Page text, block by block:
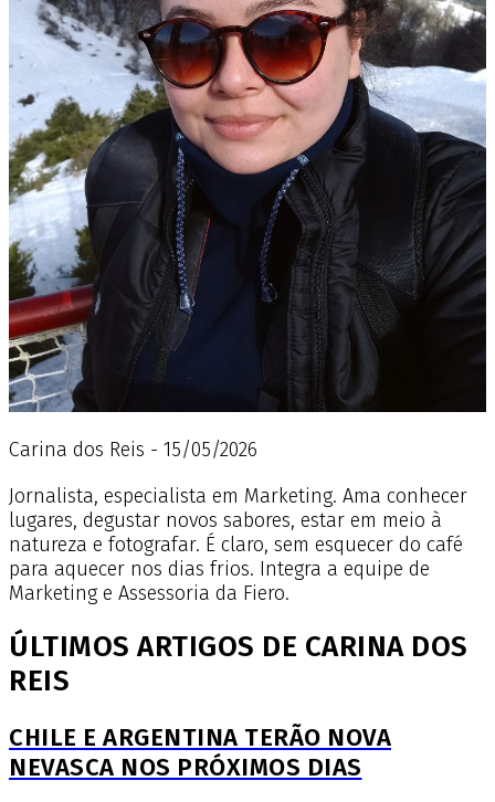
Carina dos Reis - 15/05/2026
Jornalista, especialista em Marketing. Ama conhecer
lugares, degustar novos sabores, estar em meio à
natureza e fotografar. É claro, sem esquecer do café
para aquecer nos dias frios. Integra a equipe de
Marketing e Assessoria da Fiero.
ÚLTIMOS ARTIGOS DE CARINA DOS
REIS
CHILE E ARGENTINA TERÃO NOVA
NEVASCA NOS PRÓXIMOS DIAS